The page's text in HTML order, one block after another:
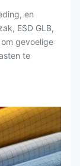
en
ESD GLB,
gevoelige
te